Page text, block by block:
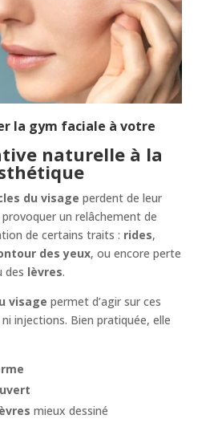
la gym faciale à votre
naturelle à la
du visage perdent de leur
un relâchement de
de certains traits : rides,
des yeux, ou encore perte
des lèvres.
visage permet d’agir sur ces
injections. Bien pratiquée, elle
mieux dessiné